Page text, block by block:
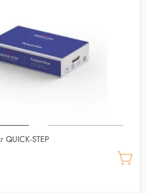
QUICK-STEP